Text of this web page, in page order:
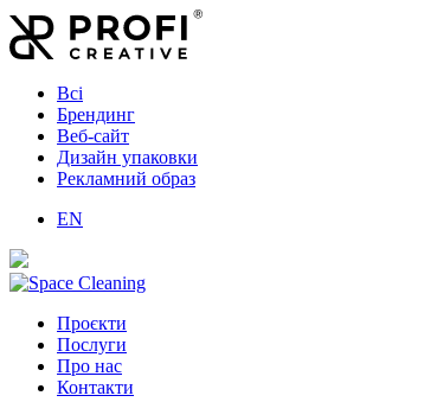
Всі
Брендинг
Веб-сайт
Дизайн упаковки
Рекламний образ
EN
Проєкти
Послуги
Про нас
Контакти